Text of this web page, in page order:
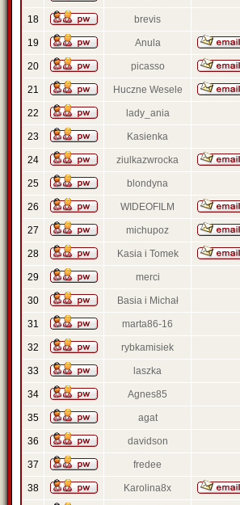
18 brevis
19 Anula
20 picasso
21 Huczne Wesele
22 lady_ania
23 Kasienka
24 ziulkazwrocka
25 blondyna
26 WIDEOFILM
27 michupoz
28 Kasia i Tomek
29 merci
30 Basia i Michał
31 marta86-16
32 rybkamisiek
33 laszka
34 Agnes85
35 agat
36 davidson
37 fredee
38 Karolina8x